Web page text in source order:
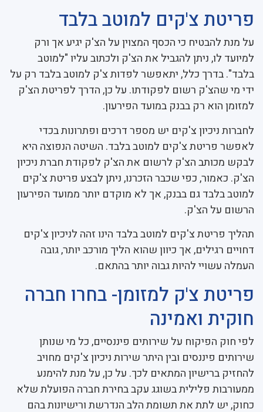
פריטת צ'קים למוטב בלבד
על מנת להבטיח כי הכסף המצוין על הצ'ק יגיע אך ורק
למיועד לו, ניתן להגביל את הצ'ק ולכתוב עליו "למוטב
בלבד". בדרך כלל, יתאפשר לפדות צ'ק למוטב בלבד רק על
ידי מי שהצ'ק רשום לפקודתו. על כן, הדרך לפריטת הצ'ק
למזומן הוא רק בבנק במועד הפירעון.
לחברות ניכיון צ'קים יש מספר דרכים ופתרונות בכדי
לאפשר פריטת צ'קים למוטב בלבד. השיטה הנפוצה היא
לבקש מכותב הצ'ק לרשום את הצ'ק לפקודת חברת ניכיון
הצ'ק. כאמור, כפי שכבר הזכרנו, ניתן לבצע פריטת צ'קים
למוטב בלבד גם בבנק, אך לא מוקדם יותר ממועד הפירעון
הרשום על הצ'ק.
תהליך פריטת צ'קים למוטב בלבד הינו זהה לניכיון צ'קים
דחויים רגילים, אך כיוון שהוא הליך מורכב יותר, גובה
העמלה עשויי להיות גבוה יותר בהתאם.
פריטת צ'ק למזומן- בחרו חברה
חוקית ואמינה
לפי חוק הפיקוח על שירותים פיננסיים, כל מי שנותן
שירותים פיננסים ובין היתר שירות ניכיון צ'קים מחויב
להחזיק ברישיון המתאים לכך. על כן, על מנת להימנע
ממעורבות פלילית בשוגג עקב בחירת חברה הפועלת שלא
כחוק, יש לתת את תשומת הלב הנדרשת ורישיונות בהם